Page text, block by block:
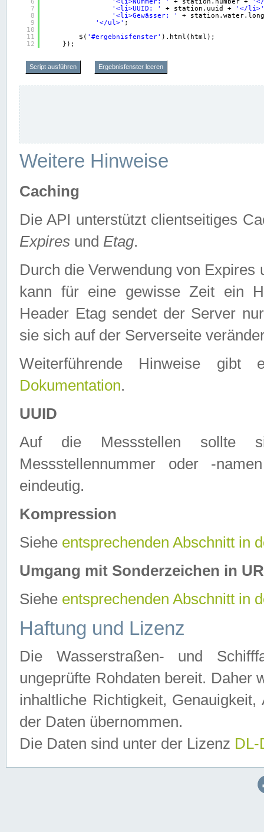
7
8
9
10
11
12
'<li>UUID: '
+ station.uuid +
'</li>'
'<li>Gewässer: '
+
'</ul>' ;
$( '#ergebnisfenster' ).html(html);
});
Script ausführen Ergebnisfenster leeren
Weitere Hinweise
Caching
Die API unterstützt clientseitiges
Expires und Etag.
Durch die Verwendung von
kann für eine gewisse Zeit ein
Header Etag sendet der Server
sie sich auf der Serverseite
Weiterführende Hinweise
Dokumentation.
UUID
Auf die Messstellen sollte
Messstellennummer oder -
eindeutig.
Kompression
Siehe entsprechenden Abschnitt in
Umgang mit Sonderzeichen in
Siehe entsprechenden Abschnitt in
Haftung und Lizenz
Die Wasserstraßen- und
ungeprüfte Rohdaten bereit. Daher
inhaltliche Richtigkeit,
der Daten übernommen.
Die Daten sind unter der Lizenz